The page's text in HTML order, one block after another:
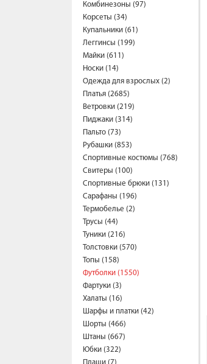
Комбинезоны (97)
Корсеты (34)
Купальники (61)
Леггинсы (199)
Майки (611)
Носки (14)
Одежда для взрослых (2)
Платья (2685)
Ветровки (219)
Пиджаки (314)
Пальто (73)
Рубашки (853)
Спортивные костюмы (768)
Свитеры (100)
Спортивные брюки (131)
Сарафаны (196)
Термобелье (2)
Трусы (44)
Туники (216)
Толстовки (570)
Топы (158)
Футболки (1550)
Фартуки (3)
Халаты (16)
Шарфы и платки (42)
Шорты (466)
Штаны (667)
Юбки (322)